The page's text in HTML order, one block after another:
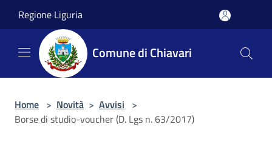
Regione Liguria
Comune di Chiavari
Home > Novità > Avvisi >
Borse di studio-voucher (D. Lgs n. 63/2017)